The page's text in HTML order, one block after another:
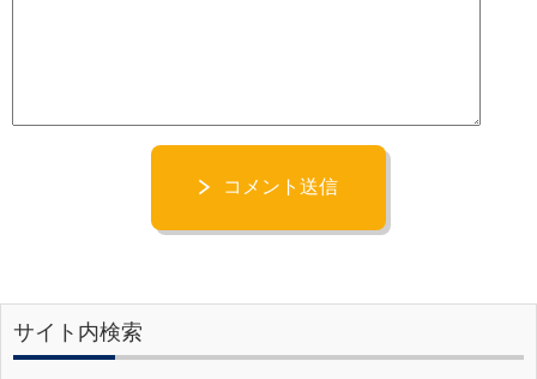
コメント送信
サイト内検索